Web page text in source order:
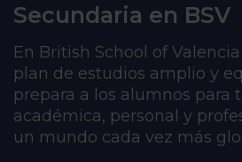
Secundaria en BSV
En British School of
plan de estudios amplio y
prepara a los alumnos para
académica, personal y
un mundo cada vez más